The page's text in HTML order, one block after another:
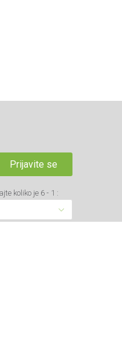
Prijavite se
koliko je 6 - 1 :